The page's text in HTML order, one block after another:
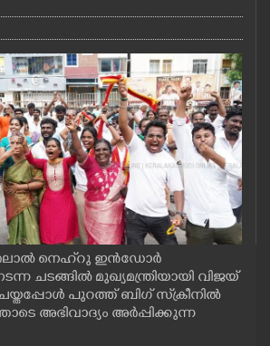
നെഹ‌്റു ഇൻഡോർ
ചടങ്ങിൽ മുഖ്യമന്ത്രിയായി വിജയ്
പുറത്ത് ബിഗ് സ്‌ക്രീനിൽ
അഭിവാദ്യം അർപ്പിക്കുന്ന